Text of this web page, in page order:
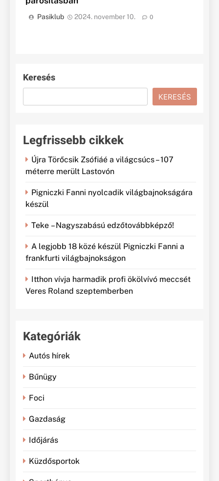
Pasiklub 2024. november 10. 0
Keresés
KERESÉS
Legfrissebb cikkek
Újra Törőcsik Zsófiáé a világcsúcs – 107
méterre merült Lastovón
Pigniczki Fanni nyolcadik világbajnokságára
készül
Teke – Nagyszabású edzőtovábbképző!
A legjobb 18 közé készül Pigniczki Fanni a
frankfurti világbajnokságon
Itthon vívja harmadik profi ökölvívó meccsét
Veres Roland szeptemberben
Kategóriák
Autós hírek
Bűnügy
Foci
Gazdaság
Időjárás
Küzdősportok